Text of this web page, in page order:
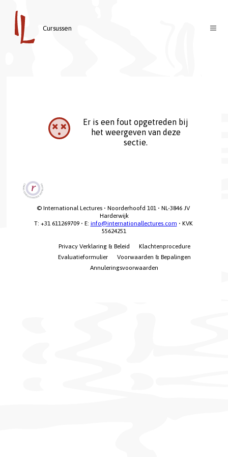
Cursussen
Welkom
Visie & Missie
Contact
Inloggen
Er is een fout opgetreden bij
het weergeven van deze
sectie.
© International Lectures • Noorderhoofd 101 • NL-3846 JV
Harderwijk
T: +31 611269709 • E: info@internationallectures.com • KVK
55624251
Privacy Verklaring & Beleid
Klachtenprocedure
Evaluatieformulier
Voorwaarden & Bepalingen
Annuleringsvoorwaarden